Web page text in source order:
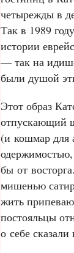
четырежды в
Так в 1989
истории
— так на
были душой
Этот образ
отпускающий
(и кошмар для
бы от
мишенью
жить
постояльцы
о себе